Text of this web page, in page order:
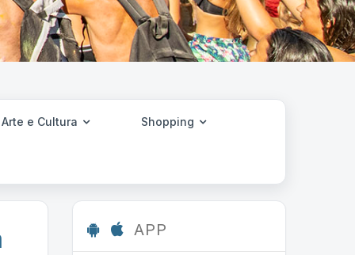
Arte e Cultura Shopping
APP